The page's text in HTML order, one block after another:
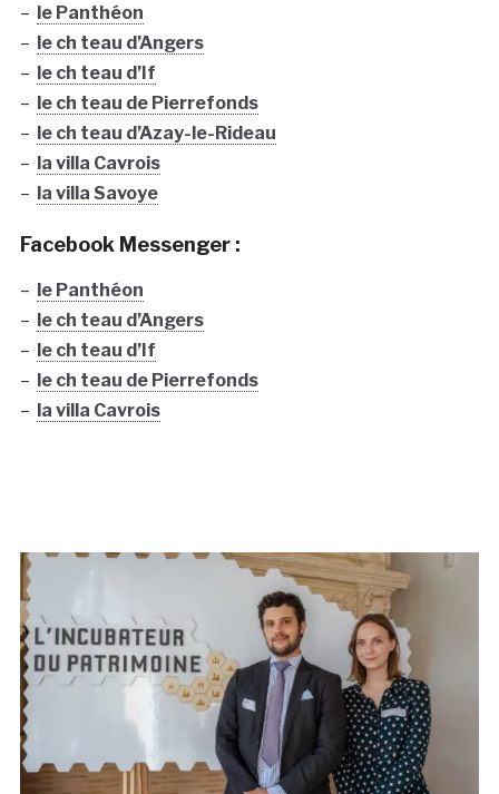
– le Panthéon
– le ch teau d’Angers
– le ch teau d’If
– le ch teau de Pierrefonds
– le ch teau d’Azay-le-Rideau
– la villa Cavrois
– la villa Savoye
Facebook Messenger :
– le Panthéon
– le ch teau d’Angers
– le ch teau d’If
– le ch teau de Pierrefonds
– la villa Cavrois